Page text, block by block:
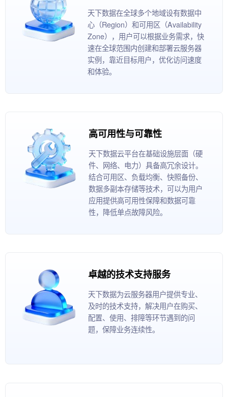
天下数据在全球多个地域设有数据中
心（Region）和可用区（Availability
Zone），用户可以根据业务需求，快
速在全球范围内创建和部署云服务器
实例，靠近目标用户，优化访问速度
和体验。
高可用性与可靠性
天下数据云平台在基础设施层面（硬
件、网络、电力）具备高冗余设计。
结合可用区、负载均衡、快照备份、
数据多副本存储等技术，可以为用户
应用提供高可用性保障和数据可靠
性，降低单点故障风险。
卓越的技术支持服务
天下数据为云服务器用户提供专业、
及时的技术支持，解决用户在购买、
配置、使用、排障等环节遇到的问
题，保障业务连续性。